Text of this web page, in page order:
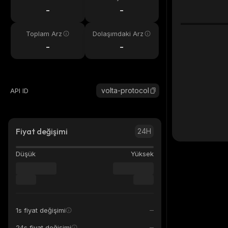
- -
Toplam Arz
-
Dolaşımdaki Arz
-
API ID volta-protocol
Fiyat değişimi 24H
Düşük Yüksek
1s fiyat değişimi